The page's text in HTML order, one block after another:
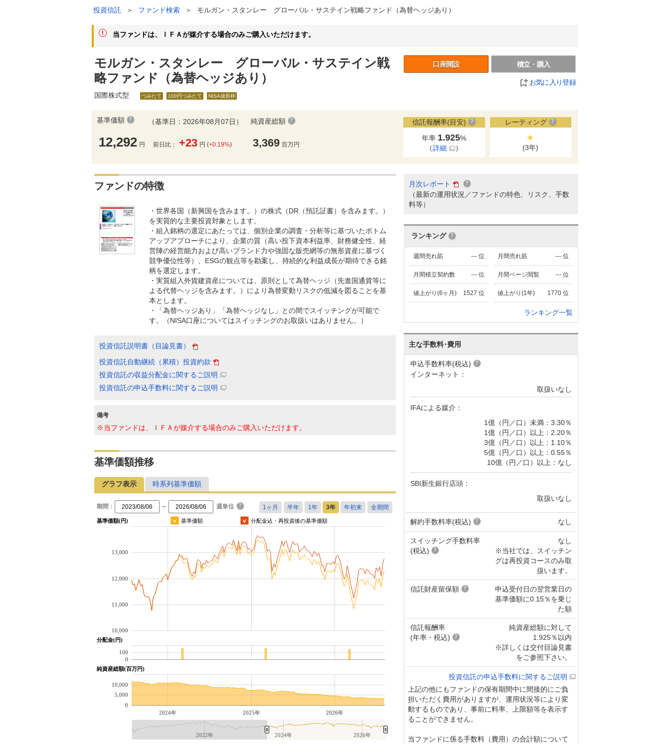
投資信託 ＞ ファンド検索 ＞ モルガン・スタンレー グローバル・サステイン戦略ファンド（為替ヘッジあり）
当ファンドは、ＩＦＡが媒介する場合のみご購入いただけます。
モルガン・スタンレー グローバル・サステイン戦
略ファンド（為替ヘッジあり）
口座開設 積立・購入
お気に入り登録
国際株式型
つみたて 100円つみたて NISA成長枠
基準価額
12,292 円
（基準日：2026年08月07日）
前日比： +23 円 (+0.19%)
純資産総額
3,369 百万円
信託報酬率(目安)
年率 1.925%
（詳細 ）
レーティング
★
(3年)
ファンドの特徴
・世界各国（新興国を含みます。）の株式（DR（預託証書）を含みます。）
を実質的な主要投資対象とします。
・組入銘柄の選定にあたっては、個別企業の調査・分析等に基づいたボトム
アップアプローチにより、企業の質（高い投下資本利益率、財務健全性、経
営陣の経営能力および高いブランド力や強固な販売網等の無形資産に基づく
競争優位性等）、ESGの観点等を勘案し、持続的な利益成長が期待できる銘
柄を選定します。
・実質組入外貨建資産については、原則として為替ヘッジ（先進国通貨等に
よる代替ヘッジを含みます。）により為替変動リスクの低減を図ることを基
本とします。
・「為替ヘッジあり」「為替ヘッジなし」との間でスイッチングが可能で
す。（NISA口座についてはスイッチングのお取扱いはありません。）
投資信託説明書（目論見書）
投資信託自動継続（累積）投資約款
投資信託の収益分配金に関するご説明
投資信託の申込手数料に関するご説明
備考
※当ファンドは、ＩＦＡが媒介する場合のみご購入いただけます。
基準価額推移
グラフ表示 時系列基準価額
期間： ～ 週単位
基準価額(円) 基準価額 分配金込・再投資後の基準価額
10,000
11,000
12,000
13,000
分配金(円)
0
100
純資産総額(百万円)
2024年 2025年 2026年
0
5,000
10,000
2022年 2024年 2026年
月次レポート
（最新の運用状況／ファンドの特色、リスク、手数
料等）
ランキング
--- 位
週間売れ筋 --- 位
月間売れ筋
--- 位
月間積立契約数 --- 位
月間ページ閲覧
1527 位
値上がり(6ヶ月) 1770 位
値上がり(1年)
ランキング一覧
主な手数料･費用
申込手数料率(税込)
インターネット：
取扱いなし
IFAによる媒介：
1億（円／口）未満：3.30％
1億（円／口）以上：2.20％
3億（円／口）以上：1.10％
5億（円／口）以上：0.55％
10億（円／口）以上：なし
SBI新生銀行店頭：
取扱いなし
解約手数料率(税込) なし
スイッチング手数料率
(税込)
なし
※当社では、スイッチン
グは再投資コースのみ取
扱います。
信託財産留保額
申込受付日の翌営業日の
基準価額に0.15％を乗じ
た額
信託報酬率
(年率・税込)
純資産総額に対して
1.925％以内
※詳しくは交付目論見書
をご参照下さい。
投資信託の申込手数料に関するご説明
上記の他にもファンドの保有期間中に間接的にご負
担いただく費用がありますが、運用状況等により変
動するものであり、事前に料率、上限額等を表示す
ることができません。
当ファンドに係る手数料（費用）の合計額について